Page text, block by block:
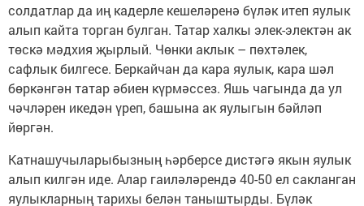
солдатлар да иң кадерле кешеләренә бүләк итеп яулык
алып кайта торган булган. Татар халкы элек-электән ак
төскә мәдхия җырлый. Чөнки аклык – пөхтәлек,
сафлык билгесе. Беркайчан да кара яулык, кара шәл
бөркәнгән татар әбиен күрмәссез. Яшь чагында да ул
чәчләрен икедән үреп, башына ак яулыгын бәйләп
йөргән.
Катнашучыларыбызның һәрберсе дистәгә якын яулык
алып килгән иде. Алар гаиләләрендә 40-50 ел сакланган
яулыкларның тарихы белән таныштырды. Бүләк